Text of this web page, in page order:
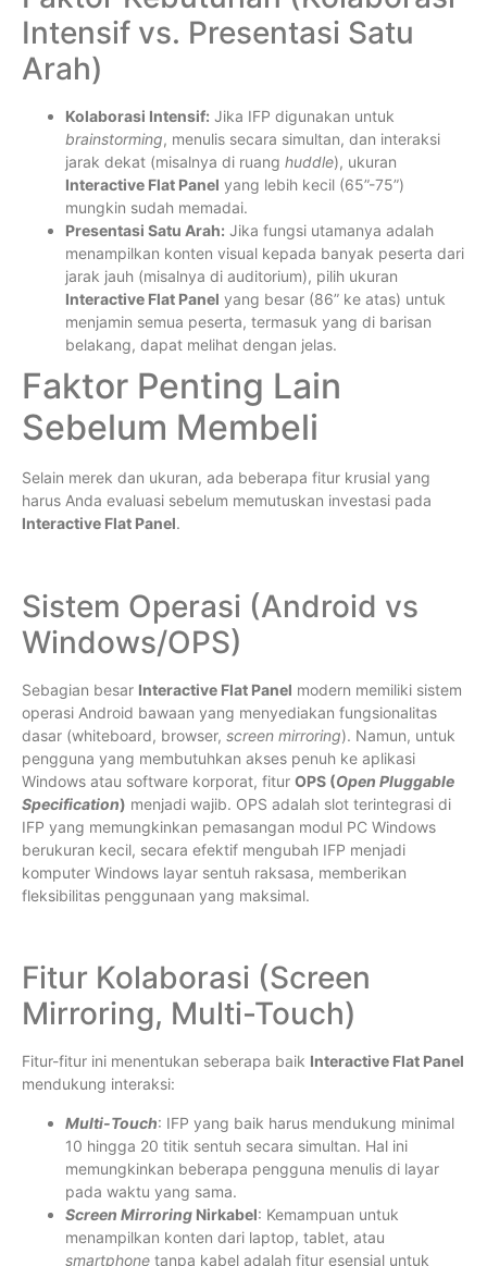
Intensif vs. Presentasi Satu
Arah)
Kolaborasi Intensif: Jika IFP digunakan untuk
brainstorming, menulis secara simultan, dan interaksi
jarak dekat (misalnya di ruang huddle), ukuran
Interactive Flat Panel yang lebih kecil (65”-75”)
mungkin sudah memadai.
Presentasi Satu Arah: Jika fungsi utamanya adalah
menampilkan konten visual kepada banyak peserta dari
jarak jauh (misalnya di auditorium), pilih ukuran
Interactive Flat Panel yang besar (86” ke atas) untuk
menjamin semua peserta, termasuk yang di barisan
belakang, dapat melihat dengan jelas.
Faktor Penting Lain
Sebelum Membeli
Selain merek dan ukuran, ada beberapa fitur krusial yang
harus Anda evaluasi sebelum memutuskan investasi pada
Interactive Flat Panel.
Sistem Operasi (Android vs
Windows/OPS)
Sebagian besar Interactive Flat Panel modern memiliki sistem
operasi Android bawaan yang menyediakan fungsionalitas
dasar (whiteboard, browser, screen mirroring). Namun, untuk
pengguna yang membutuhkan akses penuh ke aplikasi
Windows atau software korporat, fitur OPS (Open Pluggable
Specification) menjadi wajib. OPS adalah slot terintegrasi di
IFP yang memungkinkan pemasangan modul PC Windows
berukuran kecil, secara efektif mengubah IFP menjadi
komputer Windows layar sentuh raksasa, memberikan
fleksibilitas penggunaan yang maksimal.
Fitur Kolaborasi (Screen
Mirroring, Multi-Touch)
Fitur-fitur ini menentukan seberapa baik Interactive Flat Panel
mendukung interaksi:
Multi-Touch: IFP yang baik harus mendukung minimal
10 hingga 20 titik sentuh secara simultan. Hal ini
memungkinkan beberapa pengguna menulis di layar
pada waktu yang sama.
Screen Mirroring Nirkabel: Kemampuan untuk
menampilkan konten dari laptop, tablet, atau
smartphone tanpa kabel adalah fitur esensial untuk